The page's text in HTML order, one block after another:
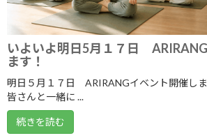
2022年1月
2021年12月
2021年11月
2021年10月
2021年8月
いよいよ明日5月１７日
ます！
明日５月１７日 ARIRANGイベント開催し
皆さんと一緒に ...
続きを読む